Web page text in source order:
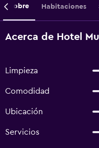
Sobre Habitaciones
Acerca de Hotel
Limpieza
Comodidad
Ubicación
Servicios